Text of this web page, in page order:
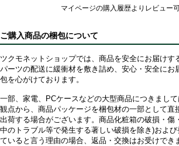
マイページの購入履歴よりレビュー
ご購入商品の梱包について
ツクモネットショップでは、商品を安全にお届けす
パーツの配送に緩衝材を敷き詰め、安心・安全にお
包を心がけております。
一部、家電、PCケースなどの大型商品につきまし
観点から、商品パッケージを梱包材の一部として直
出荷する場合がございます。商品化粧箱の破損・傷
中のトラブル等で発生する著しい破損を除き)およ
ていると言う理由の場合、返品・交換はお受けでき